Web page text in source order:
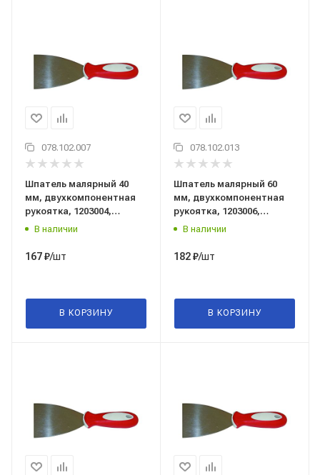
078.102.007
Шпатель малярный 40
мм, двухкомпонентная
рукоятка, 1203004,
PQtools (Пи Кью тулс),
В наличии
167₽/шт
В КОРЗИНУ
078.102.013
Шпатель малярный 60
мм, двухкомпонентная
рукоятка, 1203006,
PQtools (Пи Кью тулс),
В наличии
182₽/шт
В КОРЗИНУ